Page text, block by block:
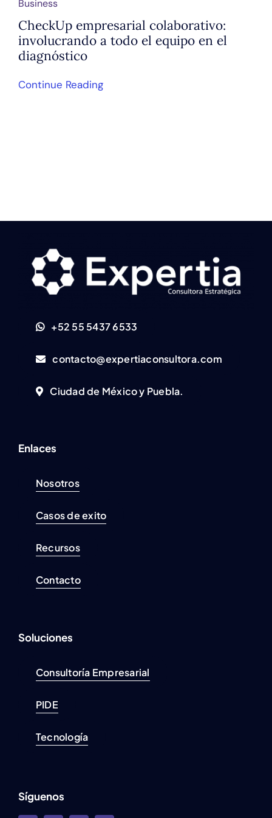
Business
CheckUp empresarial colaborativo:
involucrando a todo el equipo en el
diagnóstico
Continue Reading
+52 55 5437 6533
contacto@expertiaconsultora.com
Ciudad de México y Puebla.
Enlaces
Nosotros
Casos de exito
Recursos
Contacto
Soluciones
Consultoría Empresarial
PIDE
Tecnología
Síguenos